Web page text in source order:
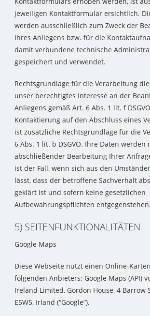
jeweiligen Kontaktformular ersichtlich.
werden ausschließlich zum Zweck der
Ihres Anliegens bzw. für die
damit verbundene technische
gespeichert und verwendet.
Rechtsgrundlage für die Verarbeitung
unser berechtigtes Interesse an der
Anliegens gemäß Art. 6 Abs. 1 lit. f
Kontaktierung auf den Abschluss eines
ist zusätzliche Rechtsgrundlage für die
6 Abs. 1 lit. b DSGVO. Ihre Daten werden
abschließender Bearbeitung Ihrer
ist der Fall, wenn sich aus den
lässt, dass der betroffene Sachverhalt
geklärt ist und sofern keine gesetzlichen
Aufbewahrungspflichten entgegenstehen.
5) SEITENFUNKTIONALITÄTEN
Google Maps
Diese Webseite nutzt einen Online-
folgenden Anbieters: Google Maps (API)
Ireland Limited, Gordon House, 4 Barrow
E5W5, Irland (“Google”).